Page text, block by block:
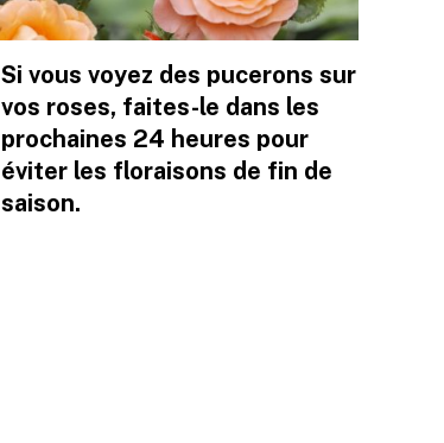
Si vous voyez des pucerons sur
vos roses, faites-le dans les
prochaines 24 heures pour
éviter les floraisons de fin de
saison.